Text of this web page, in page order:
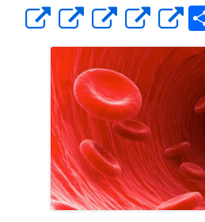
Apre
in
una
nuova
finestra
Apre
in
una
nuova
finestra
Apre
in
una
nuova
finestra
Apre
in
una
in